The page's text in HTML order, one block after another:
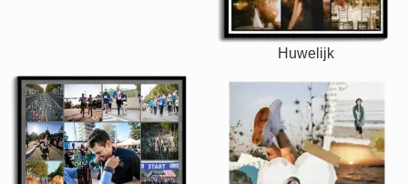
Huwelijk